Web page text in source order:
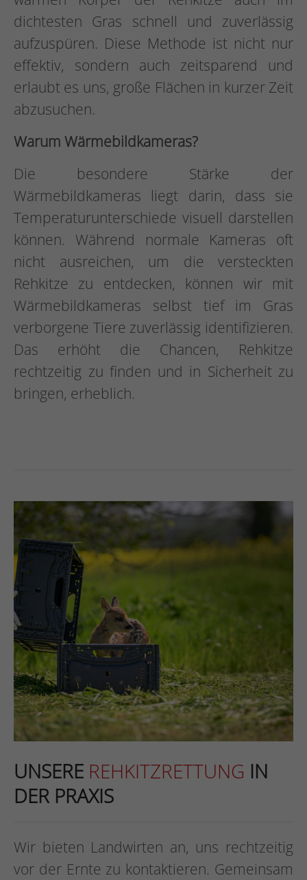
dichtesten Gras schnell und zuverlässig
aufzuspüren. Diese Methode ist nicht nur
effektiv, sondern auch zeitsparend und
erlaubt es uns, große Flächen in kurzer Zeit
abzusuchen.
Warum Wärmebildkameras?
Die besondere Stärke der
Wärmebildkameras liegt darin, dass sie
Temperaturunterschiede visuell darstellen
können. Während normale Kameras oft
nicht ausreichen, um die versteckten
Rehkitze zu entdecken, können wir mit
Wärmebildkameras selbst tief im Gras
verborgene Tiere zuverlässig identifizieren.
Das erhöht die Chancen, Rehkitze
rechtzeitig zu finden und in Sicherheit zu
bringen, erheblich.
UNSERE REHKITZRETTUNG IN
DER PRAXIS
Wir bieten Landwirten an, uns rechtzeitig
vor der Ernte zu kontaktieren. Gemeinsam